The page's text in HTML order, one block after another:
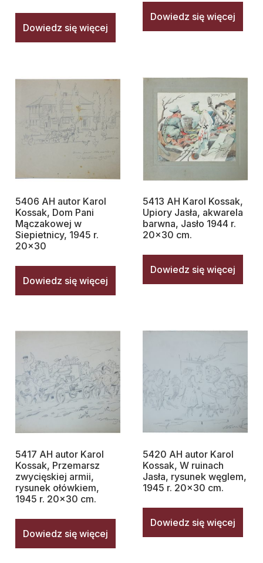
Dowiedz się więcej
Dowiedz się więcej
5406 AH autor Karol
Kossak, Dom Pani
Mączakowej w
Siepietnicy, 1945 r.
20×30
Dowiedz się więcej
5413 AH Karol Kossak,
Upiory Jasła, akwarela
barwna, Jasło 1944 r.
20×30 cm.
Dowiedz się więcej
5417 AH autor Karol
Kossak, Przemarsz
zwycięskiej armii,
rysunek ołówkiem,
1945 r. 20×30 cm.
Dowiedz się więcej
5420 AH autor Karol
Kossak, W ruinach
Jasła, rysunek węglem,
1945 r. 20×30 cm.
Dowiedz się więcej